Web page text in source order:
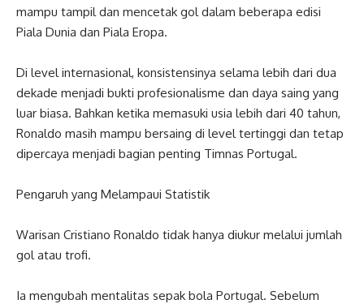
mampu tampil dan mencetak gol dalam beberapa edisi
Piala Dunia dan Piala Eropa.
Di level internasional, konsistensinya selama lebih dari dua
dekade menjadi bukti profesionalisme dan daya saing yang
luar biasa. Bahkan ketika memasuki usia lebih dari 40 tahun,
Ronaldo masih mampu bersaing di level tertinggi dan tetap
dipercaya menjadi bagian penting Timnas Portugal.
Pengaruh yang Melampaui Statistik
Warisan Cristiano Ronaldo tidak hanya diukur melalui jumlah
gol atau trofi.
Ia mengubah mentalitas sepak bola Portugal. Sebelum